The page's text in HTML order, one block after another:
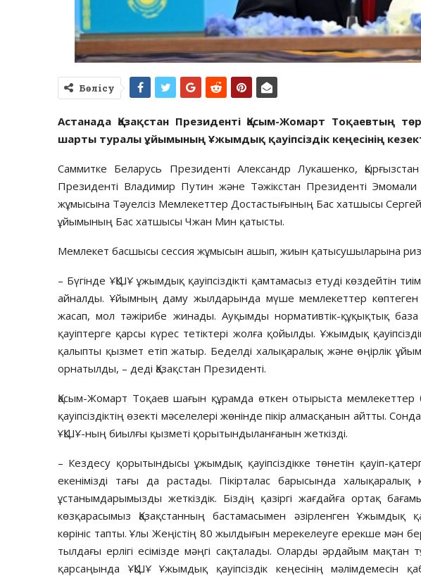
Бөлісу
Астанада Қазақстан Президенті Қасым-Жомарт Тоқаевтың
шарты туралы ұйымының Ұжымдық қауіпсіздік кеңесінің
Саммитке Беларусь Президенті Александр Лукашенко,
Президенті Владимир Путин және Тәжікстан Президенті
жұмысына Тәуелсіз Мемлекеттер Достастығының Бас хатшысы
ұйымының Бас хатшысы Чжан Мин қатысты.
Мемлекет басшысы сессия жұмысын ашып, жиын қатысушыларына
– Бүгінде ҰҚШҰ ұжымдық қауіпсіздікті қамтамасыз етуді көздейтін
айналды. Ұйымның даму жылдарында мүше мемлекеттер
жасап, мол тәжірибе жинады. Ауқымды нормативтік-құқықтық база
қауіптерге қарсы күрес тетіктері жолға қойылды. Ұжымдық
қалыпты қызмет етіп жатыр. Беделді халықаралық және өңірлік
орнатылды, – деді Қазақстан Президенті.
Қасым-Жомарт Тоқаев шағын құрамда өткен отырыста мемлекеттер
қауіпсіздіктің өзекті мәселелері жөнінде пікір алмасқанын айтты.
ҰҚШҰ-ның биылғы қызметі қорытындыланғанын жеткізді.
– Кездесу қорытындысы ұжымдық қауіпсіздікке төнетін қауіп-
екенімізді тағы да растады. Пікірталас барысында халықаралық
ұстанымдарымызды жеткіздік. Біздің қазіргі жағдайға ортақ
көзқарасымыз Қазақстанның бастамасымен әзірленген Ұжымдық
көрініс тапты. Ұлы Жеңістің 80 жылдығын мерекелеуге ерекше мән
тылдағы ерлігі есімізде мәңгі сақталады. Оларды әрдайым мақтан
қарсаңында ҰҚШҰ Ұжымдық қауіпсіздік кеңесінің мәлімдемесін